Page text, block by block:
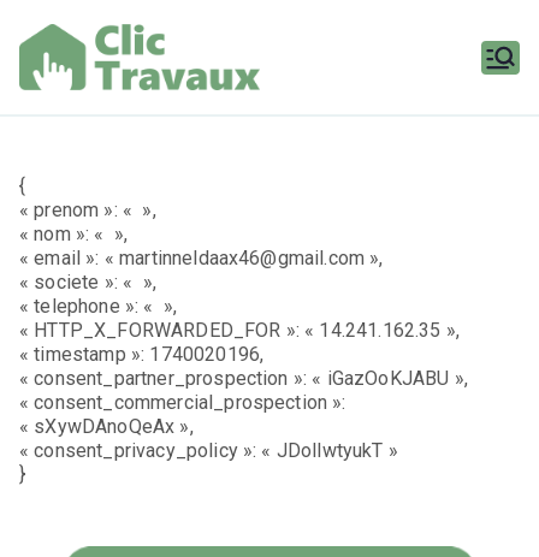
contenu
{
« prenom »: « »,
« nom »: « »,
« email »: « martinneldaax46@gmail.com »,
« societe »: « »,
« telephone »: « »,
« HTTP_X_FORWARDED_FOR »: « 14.241.162.35 »,
« timestamp »: 1740020196,
« consent_partner_prospection »: « iGazOoKJABU »,
« consent_commercial_prospection »:
« sXywDAnoQeAx »,
« consent_privacy_policy »: « JDollwtyukT »
}